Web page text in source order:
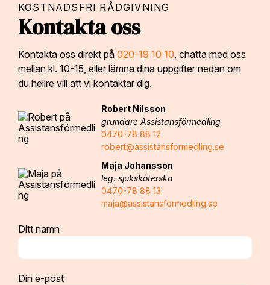
KOSTNADSFRI RÅDGIVNING
Kontakta oss
Kontakta oss direkt på 020-19 10 10 , chatta med oss
mellan kl. 10-15, eller lämna dina uppgifter nedan om
du hellre vill att vi kontaktar dig.
Robert Nilsson
grundare Assistansförmedling
0470-78 88 12
robert@assistansformedling.se
Maja Johansson
leg. sjuksköterska
0470-78 88 13
maja@assistansformedling.se
Ditt namn
Din e-post